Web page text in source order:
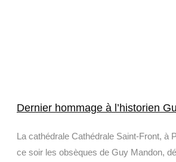
Dernier hommage à l’historien
La cathédrale Cathédrale Saint-Front, à
ce soir les obsèques de Guy Mandon,